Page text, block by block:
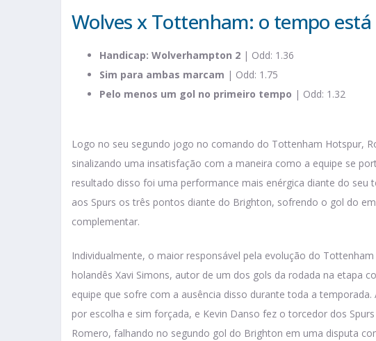
Wolves x Tottenham: o tempo
Handicap: Wolverhampton 2 | Odd: 1.36
Sim para ambas marcam | Odd: 1.75
Pelo menos um gol no primeiro tempo | Odd: 1.32
Logo no seu segundo jogo no comando do Tottenham Hotspur,
sinalizando uma insatisfação com a maneira como a equipe se
resultado disso foi uma performance mais enérgica diante do
aos Spurs os três pontos diante do Brighton, sofrendo o gol do
complementar.
Individualmente, o maior responsável pela evolução do
holandês Xavi Simons, autor de um dos gols da rodada na etapa
equipe que sofre com a ausência disso durante toda a
por escolha e sim forçada, e Kevin Danso fez o torcedor dos
Romero, falhando no segundo gol do Brighton em uma disputa